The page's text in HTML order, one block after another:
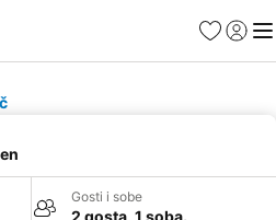
FavoritiPrijavi
Gosti i sobe
2 gosta, 1 soba.